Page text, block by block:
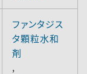
ファンタジス
タ顆粒水和
剤
,